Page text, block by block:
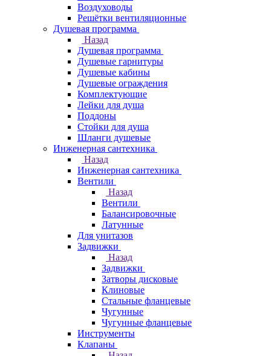
Воздуховоды
Решётки вентиляционные
Душевая программа
Назад
Душевая программа
Душевые гарнитуры
Душевые кабины
Душевые ограждения
Комплектующие
Лейки для душа
Поддоны
Стойки для душа
Шланги душевые
Инженерная сантехника
Назад
Инженерная сантехника
Вентили
Назад
Вентили
Балансировочные
Латунные
Для унитазов
Задвижки
Назад
Задвижки
Затворы дисковые
Клиновые
Стальные фланцевые
Чугунные
Чугунные фланцевые
Инструменты
Клапаны